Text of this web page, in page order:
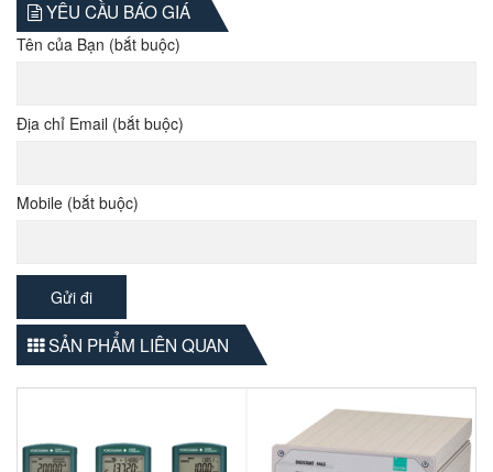
YÊU CẦU BÁO GIÁ
Tên của Bạn (bắt buộc)
Địa chỉ Email (bắt buộc)
Mobile (bắt buộc)
SẢN PHẨM LIÊN QUAN